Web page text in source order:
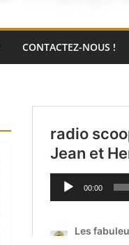
CONTACTEZ-NOUS !